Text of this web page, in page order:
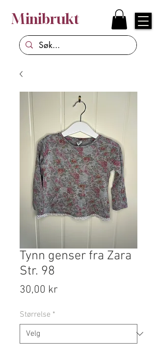
Minibrukt
Tynn genser fra Zara
Str. 98
30,00 kr
Størrelse *